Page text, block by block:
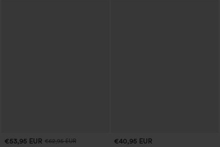
€53,95 EUR €62,95 EUR
€40,95 EUR